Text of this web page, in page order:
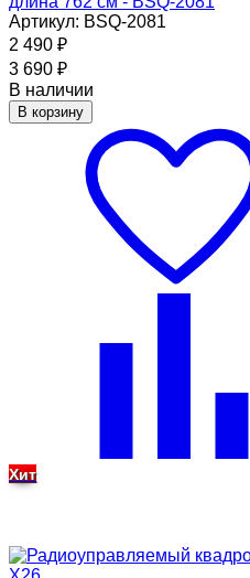
Артикул: BSQ-2081
2 490 ₽
3 690 ₽
В наличии
В корзину
Хит